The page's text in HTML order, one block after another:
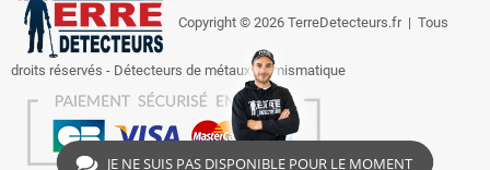
Copyright © 2026 TerreDetecteurs.fr| Tous
droits réservés - Détecteurs de métaux, numismatique
JE NE SUIS PAS DISPONIBLE POUR LE MOMENT